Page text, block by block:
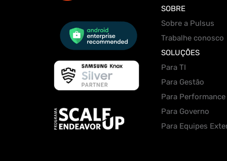
SOBRE
Sobre a Pulsus
Trabalhe conosco
SOLUÇÕES
Para TI
Para Gestão
Para Performance
Para Governo
Para Equipes